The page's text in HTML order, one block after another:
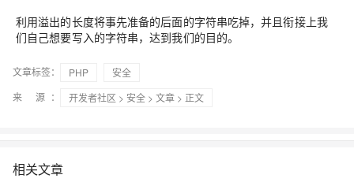
利用溢出的长度将事先准备的后面的字符串吃掉，并且衔接上我
们自己想要写入的字符串，达到我们的目的。
文章标签： PHP
安全
来 源：
开发者社区 > 安全 > 文章 > 正文
相关文章